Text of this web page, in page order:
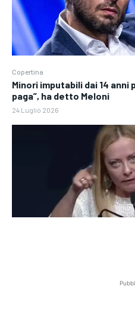
Copertina
Minori imputabili dai 14 anni
paga”, ha detto Meloni
24 Luglio 2026